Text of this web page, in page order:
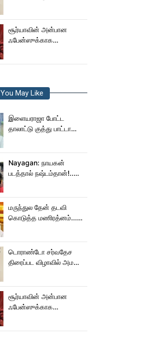
சூர்யாவின் அன்பான
ஃபேன்ஸுக்காக
You May Like
இளையராஜா போட்ட
தாலாட்டு குத்து பாட்டா
Nayagan: நாயகன்
படத்தால் நஷ்டம்தான்!..
மகள் பேட்டி..
மருந்துல தேன் தடவி
கொடுத்த மணிரத்னம்...
டொராண்டோ சர்வதேச
திரைப்பட விழாவில் அமலா
சூர்யாவின் அன்பான
ஃபேன்ஸுக்காக